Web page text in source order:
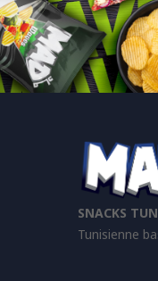
SNACKS
Tunisienne